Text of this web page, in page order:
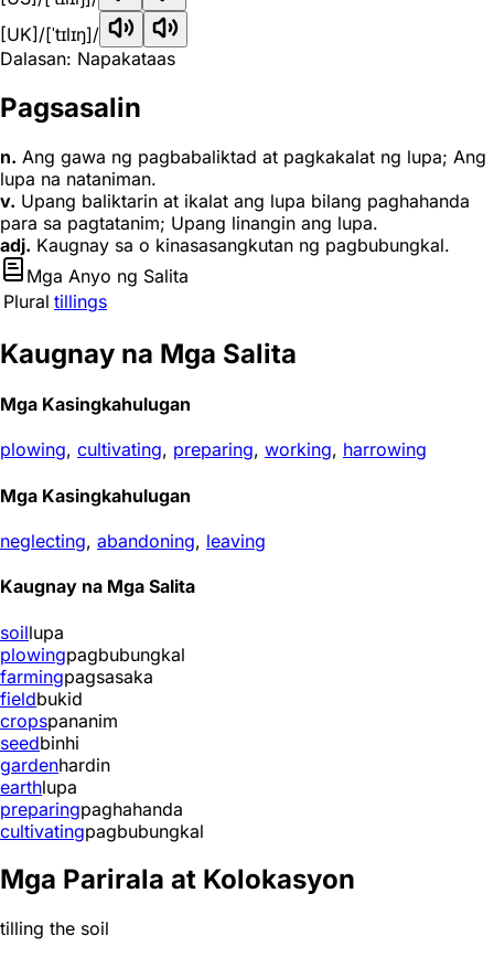
[UK] /[ˈtɪlɪŋ]/
Dalasan: Napakataas
Pagsasalin
n. Ang gawa ng pagbabaliktad at pagkakalat ng lupa; Ang
lupa na nataniman.
v. Upang baliktarin at ikalat ang lupa bilang paghahanda
para sa pagtatanim; Upang linangin ang lupa.
adj. Kaugnay sa o kinasasangkutan ng pagbubungkal.
Mga Anyo ng Salita
Plural tillings
Kaugnay na Mga Salita
Mga Kasingkahulugan
plowing, cultivating, preparing, working, harrowing
Mga Kasingkahulugan
neglecting, abandoning, leaving
Kaugnay na Mga Salita
soillupa
plowingpagbubungkal
farmingpagsasaka
fieldbukid
cropspananim
seedbinhi
gardenhardin
earthlupa
preparingpaghahanda
cultivatingpagbubungkal
Mga Parirala at Kolokasyon
tilling the soil